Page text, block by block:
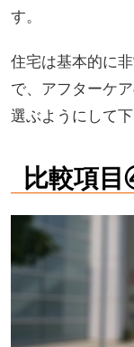
す。
住宅は基本的に
で、アフターケ
選ぶようにして下
比較項